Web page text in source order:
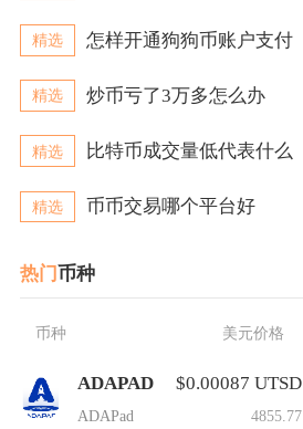
精选 怎样开通狗狗币账户支付
精选 炒币亏了3万多怎么办
精选 比特币成交量低代表什么
精选 币币交易哪个平台好
热门 币种
币种 美元价格
ADAPAD
ADAPad
$0.00087 UTSD
4855.77